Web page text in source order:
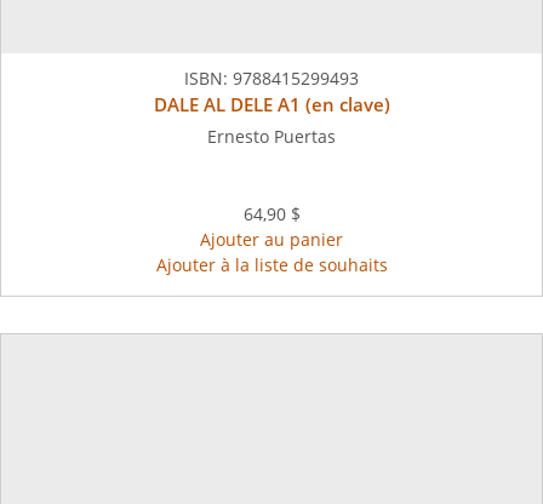
ISBN: 9788415299493
DALE AL DELE A1 (en clave)
Ernesto Puertas
64,90 $
Ajouter au panier
Ajouter à la liste de souhaits